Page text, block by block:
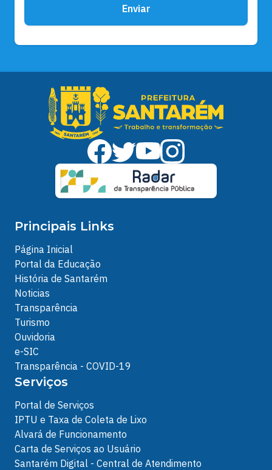
Enviar
Principais Links
Página Inicial
Portal da Educação
História de Santarém
Noticias
Transparência
Turismo
Ouvidoria
e-SIC
Transparência - COVID-19
Serviços
Portal de Serviços
IPTU e Taxa de Coleta de Lixo
Alvará de Funcionamento
Carta de Serviços ao Usuário
Santarém Digital - Central de Atendimento